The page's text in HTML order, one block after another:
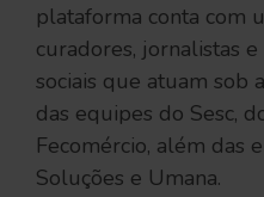
plataforma conta com
curadores, jornalistas
sociais que atuam sob
das equipes do Sesc,
Fecomércio, além das
Soluções e Umana.